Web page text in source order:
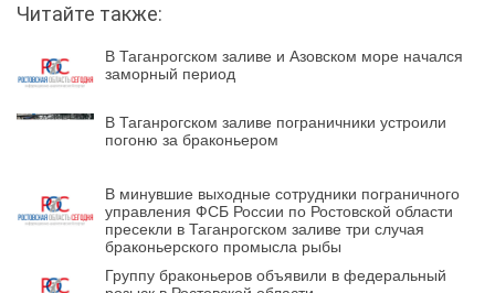
Читайте также:
В Таганрогском заливе и Азовском море начался
заморный период
В Таганрогском заливе пограничники устроили
погоню за браконьером
В минувшие выходные сотрудники пограничного
управления ФСБ России по Ростовской области
пресекли в Таганрогском заливе три случая
браконьерского промысла рыбы
Группу браконьеров объявили в федеральный